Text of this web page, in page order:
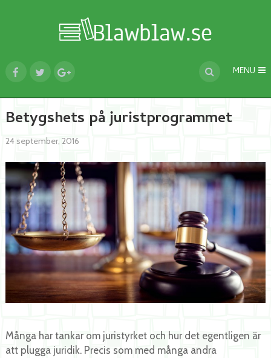
MENU
Betygshets på juristprogrammet
24 september, 2016
Många har tankar om juristyrket och hur det egentligen är
att plugga juridik. Precis som med många andra